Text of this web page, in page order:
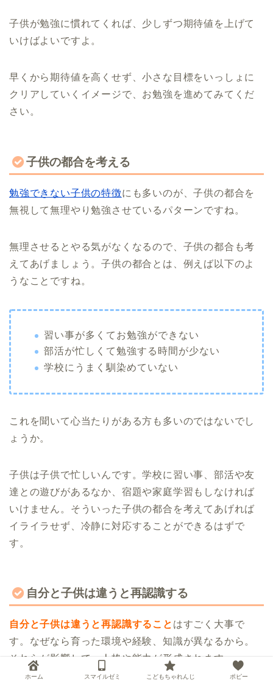
子供が勉強に慣れてくれば、少しずつ期待値を上げて
いけばよいですよ。
早くから期待値を高くせず、小さな目標をいっしょに
クリアしていくイメージで、お勉強を進めてみてくだ
さい。
子供の都合を考える
勉強できない子供の特徴にも多いのが、子供の都合を
無視して無理やり勉強させているパターンですね。
無理させるとやる気がなくなるので、子供の都合も考
えてあげましょう。子供の都合とは、例えば以下のよ
うなことですね。
習い事が多くてお勉強ができない
部活が忙しくて勉強する時間が少ない
学校にうまく馴染めていない
これを聞いて心当たりがある方も多いのではないでし
ょうか。
子供は子供で忙しいんです。学校に習い事、部活や友
達との遊びがあるなか、宿題や家庭学習もしなければ
いけません。そういった子供の都合を考えてあげれば
イライラせず、冷静に対応することができるはずで
す。
自分と子供は違うと再認識する
自分と子供は違うと再認識すること はすごく大事で
す。なぜなら育った環境や経験、知識が異なるから。
それらが影響して、人格や能力が形成されます。
ホーム スマイルゼミ こどもちゃれんじ ポピー